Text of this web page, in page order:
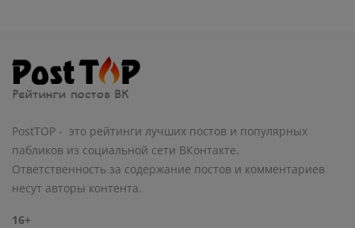
PostTOP - это рейтинги лучших постов и популярных
пабликов из социальной сети ВКонтакте.
Ответственность за содержание постов и комментариев
несут авторы контента.
16+